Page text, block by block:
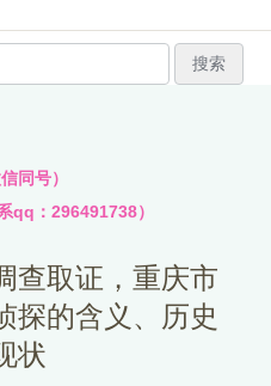
搜索
同号）
qq：296491738）
查取证，重庆市
探的含义、历史
状